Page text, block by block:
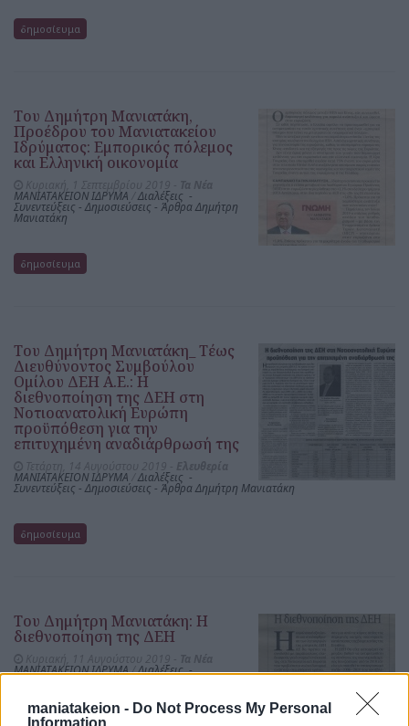
maniatakeion - Do Not Process My Personal
Information
δημοσίευμα
Του Δημήτρη Μανιατάκη,
Προέδρου του Μανιατακείου
Ιδρύματος: Εμπορικός πόλεμος
και Ελληνική οικονομία
ΜΑΝΙΑΤΑΚΕΙΟΝ ΙΔΡΥΜΑ Διαλέξεις -
Συνεντεύξεις - Δημοσιεύσεις - Άρθρα Δημήτρη
Μανιατάκη
δημοσίευμα
Του Δημήτρη Μανιατάκη_ Τέως
Διευθύνοντος Συμβούλου
Ομίλου ΔΕΗ Α.Ε.: Η
διεθνοποίηση της ΔΕΗ στη
Νοτιοανατολική Ευρώπη
προϋπόθεση για την
επιτυχημένη αναδιάρθρωσή της
ΜΑΝΙΑΤΑΚΕΙΟΝ ΙΔΡΥΜΑ Διαλέξεις -
Συνεντεύξεις - Δημοσιεύσεις - Άρθρα Δημήτρη Μανιατάκη
δημοσίευμα
Του Δημήτρη Μανιατάκη: Η
διεθνοποίηση της ΔΕΗ
ΜΑΝΙΑΤΑΚΕΙΟΝ ΙΔΡΥΜΑ/Διαλέξεις -